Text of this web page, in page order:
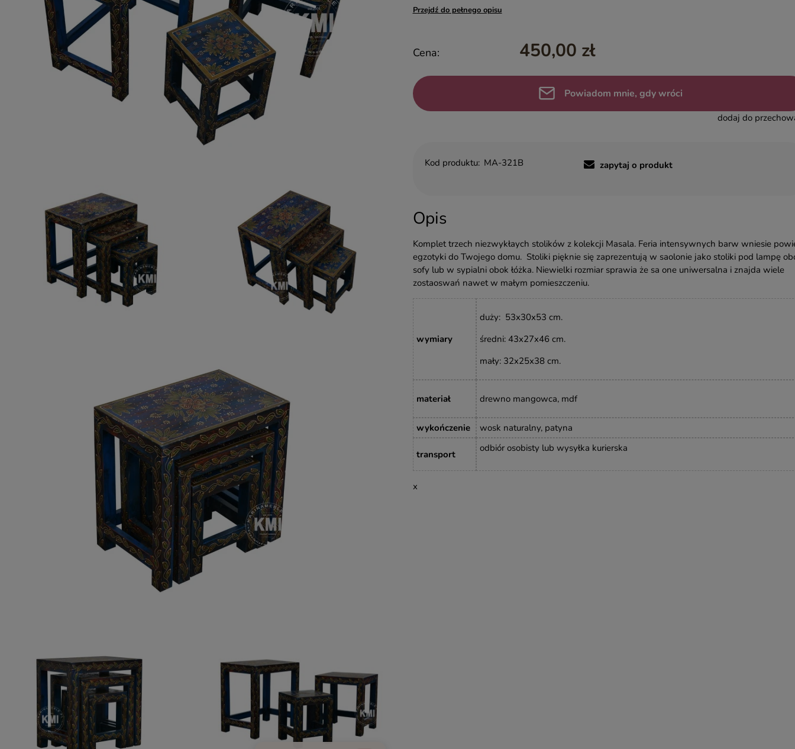
ROMA – MEBLE LOFTOWE MANGO I METAL
WESTPORT – LOFTOWE MEBLE VINTAGE
RIVERSIDE – POSTARZONE MEBLE LOFTOWE DREWNIANE
MILO – NOWOCZESNE MEBLE INDYJSKIE Z DREWNA MANGO
BINDI – MEBLE ORIENTALNE ZŁOTE
Przejdź do pełnego opisu
Cena: 450,00 zł
Powiadom mnie, gdy wróci
dodaj do
Kod produktu: MA-321B zapytaj o produkt
Opis
Komplet trzech niezwykłaych stolików z kolekcji Masala. Feria intensywnych barw wniesie
egzotyki do Twojego domu. Stoliki pięknie się zaprezentują w saolonie jako stoliki pod lampę
sofy lub w sypialni obok łóżka. Niewielki rozmiar sprawia że sa one uniwersalna i znajda wiele
zostaoswań nawet w małym pomieszczeniu.
wymiary
duży: 53x30x53 cm.
średni: 43x27x46 cm.
mały: 32x25x38 cm.
materiał drewno mangowca, mdf
wykończenie wosk naturalny, patyna
transport
odbiór osobisty lub wysyłka kurierska
x